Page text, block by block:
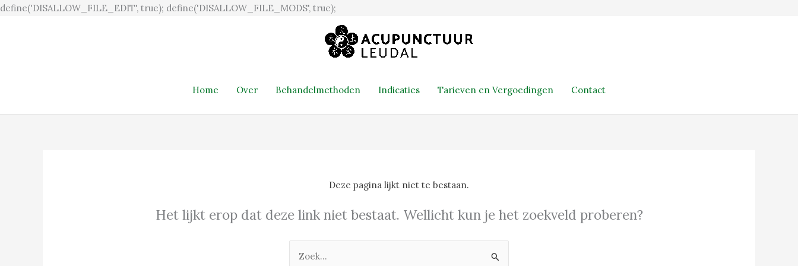
define('DISALLOW_FILE_EDIT', true); define('DISALLOW_FILE_MODS', true);
naar
de
inhoud
Home Over Behandelmethoden Indicaties Tarieven en Vergoedingen Contact
Deze pagina lijkt niet te bestaan.
Het lijkt erop dat deze link niet bestaat. Wellicht kun je het zoekveld proberen?
Zoek